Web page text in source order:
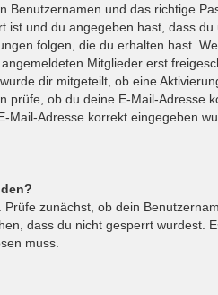
Benutzernamen und das richtige
ist und du angegeben hast, dass
folgen, die du erhalten hast.
Mitglieder erst
dir mitgeteilt, ob eine
prüfe, ob du deine E-Mail-Adresse
Mail-Adresse korrekt eingegeben
zunächst, ob dein
dass du nicht gesperrt wurdest.
muss.